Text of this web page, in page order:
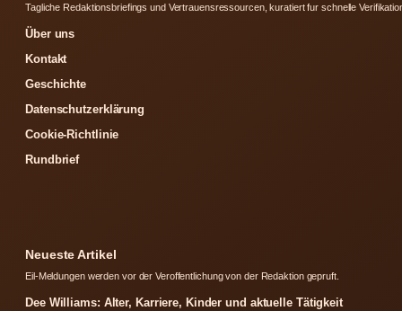
Tagliche Redaktionsbriefings und Vertrauensressourcen, kuratiert fur schnelle
Über uns
Kontakt
Geschichte
Datenschutzerklärung
Cookie-Richtlinie
Rundbrief
Neueste Artikel
Eil-Meldungen werden vor der Veroffentlichung von der Redaktion gepruft.
Dee Williams: Alter, Karriere, Kinder und aktuelle Tätigkeit